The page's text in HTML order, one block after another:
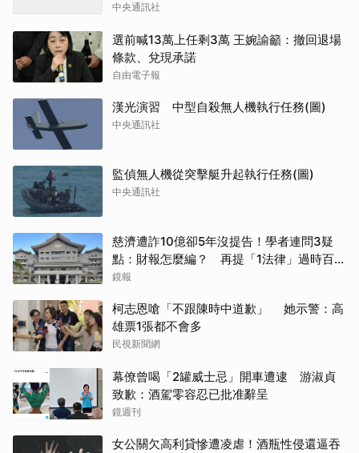
中央通訊社
選前喊13萬上任剩3萬 王婉諭籲：撤回退場
條款、兌現承諾
自由電子報
漢光演習 中型自殺無人機執行任務(圖)
中央通訊社
監偵無人機從突擊艇升起執行任務(圖)
中央通訊社
慈濟遭詐10億卻5年沒提告！學者連問3疑
點：財報怎麼編？ 再提「1法律」過時百年
管不了
鏡報
柯志恩嗆「不跟陳時中道歉」 她示警：高
雄票1張都不會多
民視新聞網
幕僚曾喝「2罐威士忌」開車遭逮 游淑貞
致歉：酒駕零容忍已批准辭呈
鏡週刊
女公關欠高利貸慘遭凌虐！酒瓶性侵還逼吞